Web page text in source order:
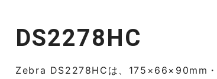
DS2278HC
Zebra DS2278HCは、175×66×90mm